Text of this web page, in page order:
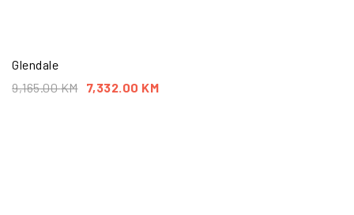
Glendale
9,165.00KM 7,332.00 KM